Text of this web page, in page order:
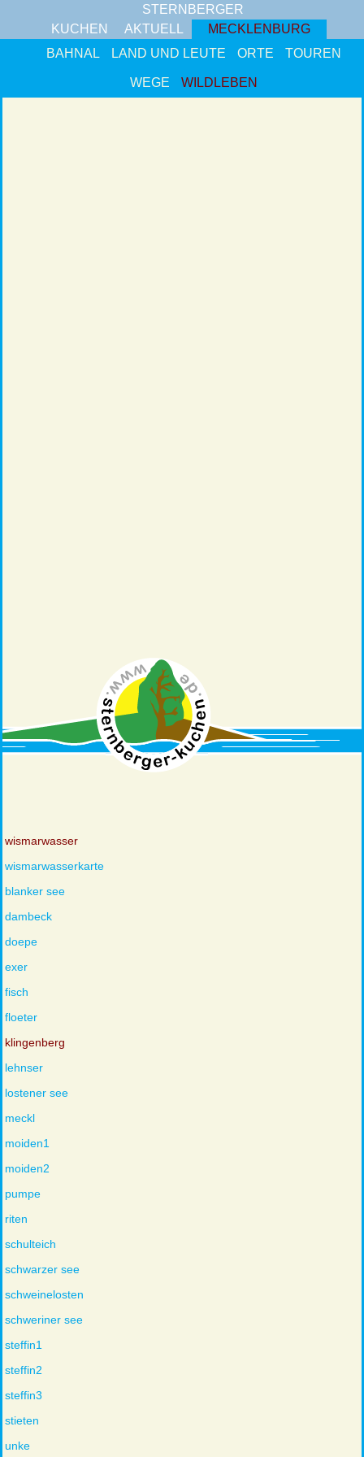
STERNBERGER
KUCHEN
AKTUELL
MECKLENBURG
BAHNAL
LAND UND LEUTE ORTE TOUREN
WEGE WILDLEBEN
wismarwasser
wismarwasserkarte
blanker see
dambeck
doepe
exer
fisch
floeter
klingenberg
lehnser
lostener see
meckl
moiden1
moiden2
pumpe
riten
schulteich
schwarzer see
schweinelosten
schweriner see
steffin1
steffin2
steffin3
stieten
unke